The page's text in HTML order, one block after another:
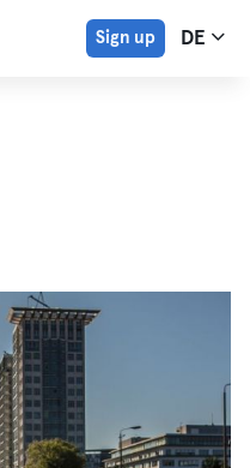
Sign up DE